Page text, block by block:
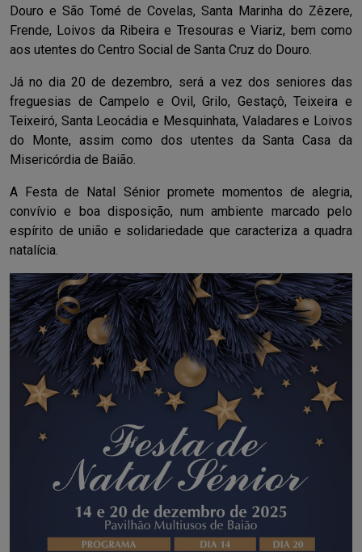
Douro e São Tomé de Covelas, Santa Marinha do Zêzere,
Frende, Loivos da Ribeira e Tresouras e Viariz, bem como
aos utentes do Centro Social de Santa Cruz do Douro.
Já no dia 20 de dezembro, será a vez dos seniores das
freguesias de Campelo e Ovil, Grilo, Gestaçô, Teixeira e
Teixeiró, Santa Leocádia e Mesquinhata, Valadares e Loivos
do Monte, assim como dos utentes da Santa Casa da
Misericórdia de Baião.
A Festa de Natal Sénior promete momentos de alegria,
convívio e boa disposição, num ambiente marcado pelo
espírito de união e solidariedade que caracteriza a quadra
natalícia.